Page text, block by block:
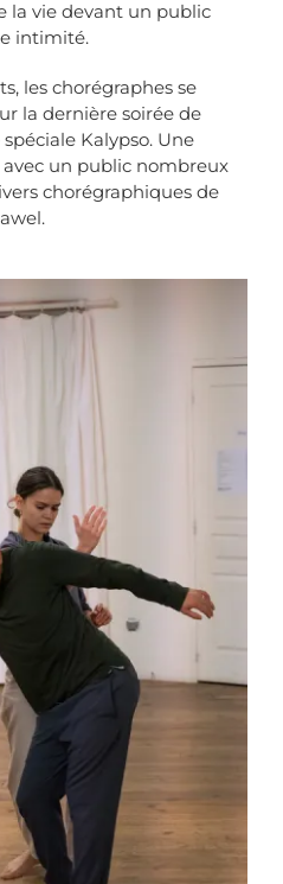
la vie devant un public
intimité.
les chorégraphes se
la dernière soirée de
Kalypso. Une
un public nombreux
chorégraphiques de